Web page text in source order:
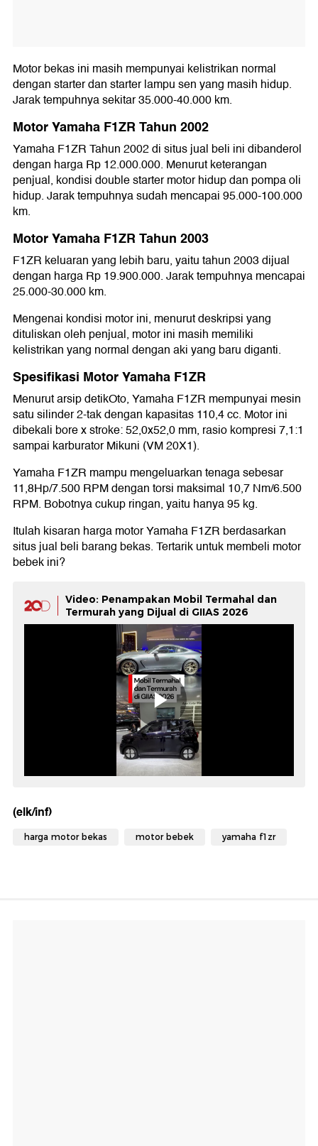
Motor bekas ini masih mempunyai kelistrikan normal
dengan starter dan starter lampu sen yang masih hidup.
Jarak tempuhnya sekitar 35.000-40.000 km.
Motor Yamaha F1ZR Tahun 2002
Yamaha F1ZR Tahun 2002 di situs jual beli ini dibanderol
dengan harga Rp 12.000.000. Menurut keterangan
penjual, kondisi double starter motor hidup dan pompa oli
hidup. Jarak tempuhnya sudah mencapai 95.000-100.000
km.
Motor Yamaha F1ZR Tahun 2003
F1ZR keluaran yang lebih baru, yaitu tahun 2003 dijual
dengan harga Rp 19.900.000. Jarak tempuhnya mencapai
25.000-30.000 km.
Mengenai kondisi motor ini, menurut deskripsi yang
dituliskan oleh penjual, motor ini masih memiliki
kelistrikan yang normal dengan aki yang baru diganti.
Spesifikasi Motor Yamaha F1ZR
Menurut arsip detikOto, Yamaha F1ZR mempunyai mesin
satu silinder 2-tak dengan kapasitas 110,4 cc. Motor ini
dibekali bore x stroke: 52,0x52,0 mm, rasio kompresi 7,1:1
sampai karburator Mikuni (VM 20X1).
Yamaha F1ZR mampu mengeluarkan tenaga sebesar
11,8Hp/7.500 RPM dengan torsi maksimal 10,7 Nm/6.500
RPM. Bobotnya cukup ringan, yaitu hanya 95 kg.
Itulah kisaran harga motor Yamaha F1ZR berdasarkan
situs jual beli barang bekas. Tertarik untuk membeli motor
bebek ini?
Video: Penampakan Mobil Termahal dan
Termurah yang Dijual di GIIAS 2026
(elk/inf)
harga motor bekas motor bebek yamaha f1zr